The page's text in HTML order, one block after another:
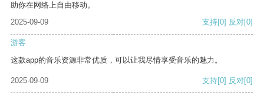
助你在网络上自由移动。
2025-09-09
支持[0] 反对[0]
游客
这款app的音乐资源非常优质，可以让我尽情享受音乐的魅力。
2025-09-09 支持[0] 反对[0]